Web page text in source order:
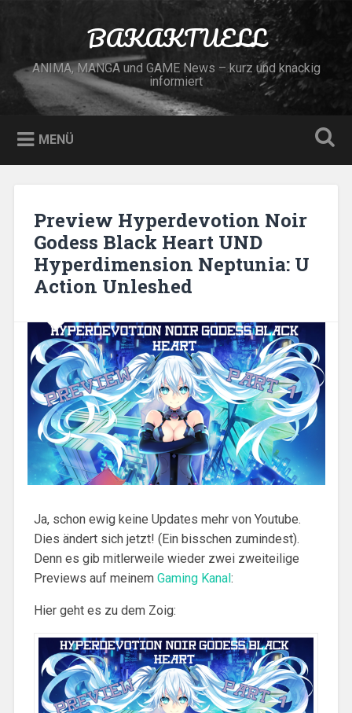
BAKAKTUELL
ANIMA, MANGA und GAME News – kurz und knackig
informiert
MENÜ
Preview Hyperdevotion Noir
Godess Black Heart UND
Hyperdimension Neptunia: U
Action Unleshed
Ja, schon ewig keine Updates mehr von Youtube.
Dies ändert sich jetzt! (Ein bisschen zumindest).
Denn es gib mitlerweile wieder zwei zweiteilige
Previews auf meinem Gaming Kanal:
Hier geht es zu dem Zoig: